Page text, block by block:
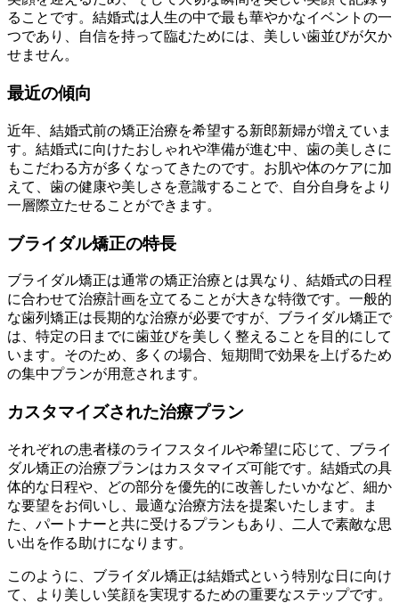
ることです。結婚式は人生の中で最も華やかなイベントの一
つであり、自信を持って臨むためには、美しい歯並びが欠か
せません。
最近の傾向
近年、結婚式前の矯正治療を希望する新郎新婦が増えていま
す。結婚式に向けたおしゃれや準備が進む中、歯の美しさに
もこだわる方が多くなってきたのです。お肌や体のケアに加
えて、歯の健康や美しさを意識することで、自分自身をより
一層際立たせることができます。
ブライダル矯正の特長
ブライダル矯正は通常の矯正治療とは異なり、結婚式の日程
に合わせて治療計画を立てることが大きな特徴です。一般的
な歯列矯正は長期的な治療が必要ですが、ブライダル矯正で
は、特定の日までに歯並びを美しく整えることを目的にして
います。そのため、多くの場合、短期間で効果を上げるため
の集中プランが用意されます。
カスタマイズされた治療プラン
それぞれの患者様のライフスタイルや希望に応じて、ブライ
ダル矯正の治療プランはカスタマイズ可能です。結婚式の具
体的な日程や、どの部分を優先的に改善したいかなど、細か
な要望をお伺いし、最適な治療方法を提案いたします。ま
た、パートナーと共に受けるプランもあり、二人で素敵な思
い出を作る助けになります。
このように、ブライダル矯正は結婚式という特別な日に向け
て、より美しい笑顔を実現するための重要なステップです。